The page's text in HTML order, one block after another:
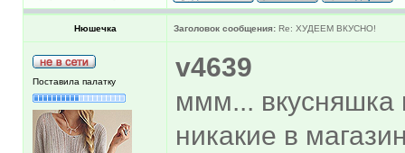
Нюшечка Заголовок сообщения: Re: ХУДЕЕМ ВКУСНО!
Поставила палатку
v4639
ммм... вкусняшка
никакие в